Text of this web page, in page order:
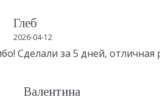
Глеб
2026-04-12
Сделали за 5 дней, отличная
Валентина